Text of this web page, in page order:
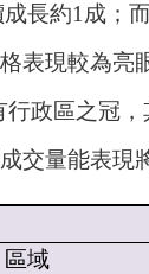
長約1成；
表現較為亮
行政區之冠
交量能表現
區域